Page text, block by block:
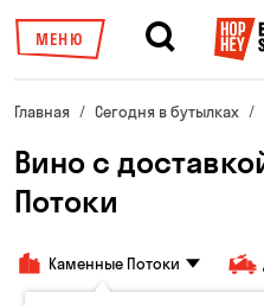
МЕНЮ
Главная Сегодня в бутылках
Вино с
Потоки
Каменные Потоки